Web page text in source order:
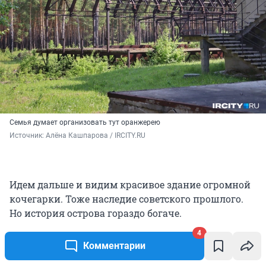
Комментарии
4
Семья думает организовать тут оранжерею
Источник: Алёна Кашпарова / IRCITY.RU
Идем дальше и видим красивое здание огромной
кочегарки. Тоже наследие советского прошлого.
Но история острова гораздо богаче.
На Нарыме когда-то стояло несколько деревень,
но, когда в 60-х запустили Братскую ГЭС, людей